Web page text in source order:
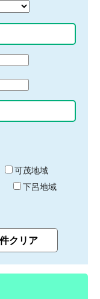
可茂地域
下呂地域